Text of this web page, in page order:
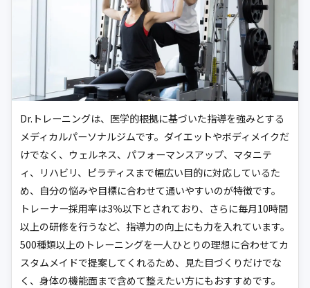
Dr.トレーニングは、医学的根拠に基づいた指導を強みとする
メディカルパーソナルジムです。ダイエットやボディメイクだ
けでなく、ウェルネス、パフォーマンスアップ、マタニテ
ィ、リハビリ、ピラティスまで幅広い目的に対応しているた
め、自分の悩みや目標に合わせて通いやすいのが特徴です。
トレーナー採用率は3％以下とされており、さらに毎月10時間
以上の研修を行うなど、指導力の向上にも力を入れています。
500種類以上のトレーニングを一人ひとりの理想に合わせてカ
スタムメイドで提案してくれるため、見た目づくりだけでな
く、身体の機能面まで含めて整えたい方にもおすすめです。